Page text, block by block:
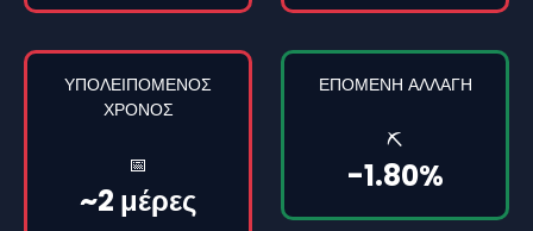
ΥΠΟΛΕΙΠΌΜΕΝΟΣ
ΧΡΌΝΟΣ
📅
~2 μέρες
ΕΠΌΜΕΝΗ ΑΛΛΑΓΉ
⛏️
-1.80%